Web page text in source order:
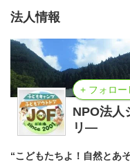
法人情報
+ フォロー
NPO法人
リ―
“こどもたちよ！自然とあ